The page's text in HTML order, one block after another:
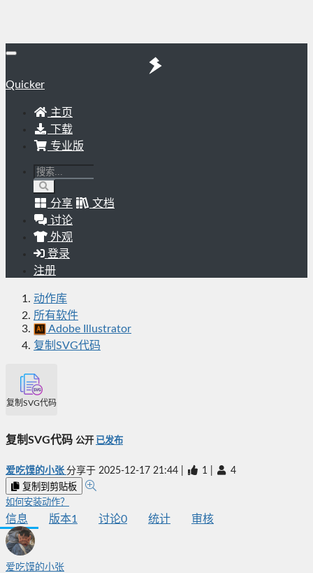
Quicker
主页
下载
专业版
分享
文档
讨论
外观
登录
注册
动作库
所有软件
Adobe Illustrator
复制SVG代码
复制SVG代码
复制SVG代码 公开 已发布
爱吃馍的小张 分享于 2025-12-17 21:44 1 4
复制到剪贴板
如何安装动作？
信息 版本1 讨论0 统计 审核
爱吃馍的小张